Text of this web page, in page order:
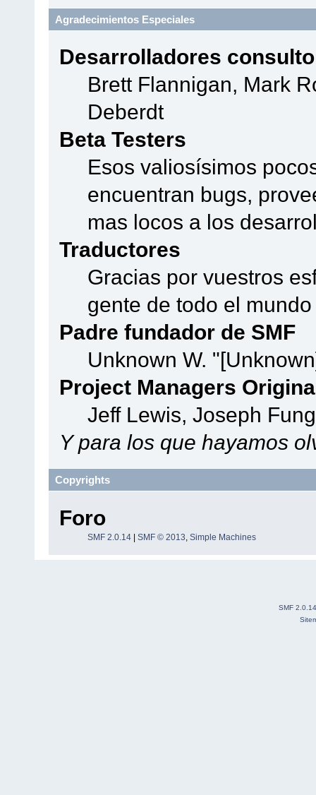
Agradecimientos Especiales
Desarrolladores
Brett Flannigan, Mark
Deberdt
Beta Testers
Esos valiosísimos
encuentran bugs,
mas locos a los
Traductores
Gracias por vuestros
gente de todo el
Padre fundador de SMF
Unknown W.
Project Managers
Jeff Lewis, Joseph
Y para los que hayamos
Copyrights
Foro
SMF 2.0.14| SMF © 2013 Simple Machines
SMF 2.0.14